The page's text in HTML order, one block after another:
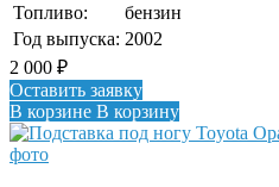
Топливо:
бензин
Год выпуска: 2002
2 000 ₽
Оставить заявку
В корзине В корзину
фото